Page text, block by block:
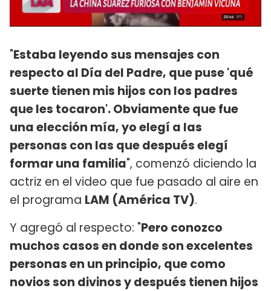
"Estaba leyendo sus mensajes con
respecto al Día del Padre, que puse 'qué
suerte tienen mis hijos con los padres
que les tocaron'. Obviamente que fue
una elección mía, yo elegí a las
personas con las que después elegí
formar una familia", comenzó diciendo la
actriz en el video que fue pasado al aire en
el programa LAM (América TV).
Y agregó al respecto: "Pero conozco
muchos casos en donde son excelentes
personas en un principio, que como
novios son divinos y después tienen hijos